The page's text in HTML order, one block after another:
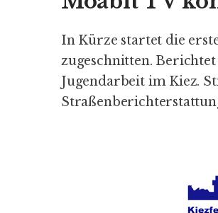
In Kürze startet die
zugeschnitten.
Jugendarbeit im Kiez.